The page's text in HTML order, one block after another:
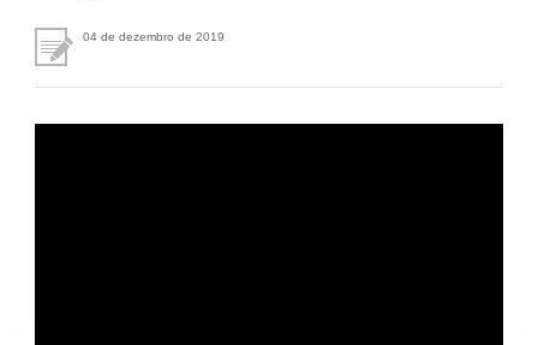
Agenda
Fale Conosco
04 de dezembro de 2019